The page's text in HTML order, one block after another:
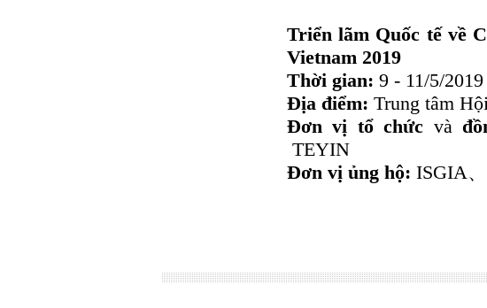
Triển lãm Quốc tế về
Vietnam 2019
Thời gian: 9 - 11/5/2019
Địa điểm: Trung tâm
Đơn vị tổ chức và
TEYIN
Đơn vị ủng hộ: ISGIA